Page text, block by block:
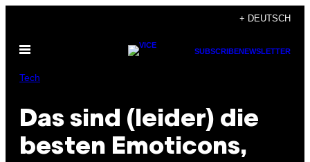
content
+ DEUTSCH
Open
SUBSCRIBENEWSLETTER
Tech
Das sind (leider) die
besten Emoticons,